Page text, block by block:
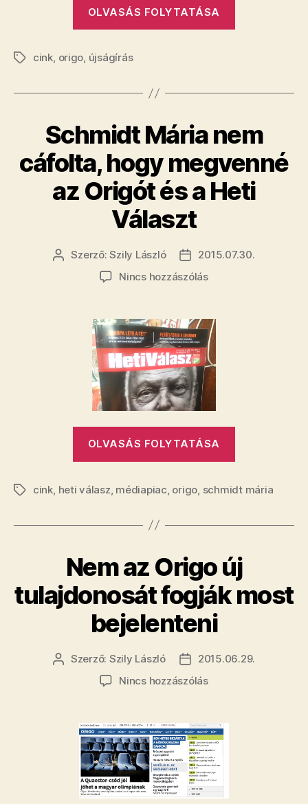
címe
OLVASÁS FOLYTATÁSA
cikkének
címe”
Címkék
cink, origo, újságírás
Schmidt Mária nem
cáfolta, hogy megvenné
az Origót és a Heti
Választ
Bejegyzés
Szerző:Szily László
Bejegyzés
dátuma
2015.07.30.
Nincs hozzászólása(z)
nem
cáfolta,
hogy
megvenné
az
és
a
Heti
OLVASÁS FOLYTATÁSA
cáfolta,
megvenné
Origót
és
a
Címkék
cink, heti válasz, médiapiac, origo, schmidt mária
Nem az Origo új
tulajdonosát fogják most
bejelenteni
Bejegyzés
Szerző: Szily László
Bejegyzés
dátuma
2015.06.29.
Nincs hozzászólása(z)
Origo
új
tulajdonosát
fogják
most
bejelenteni